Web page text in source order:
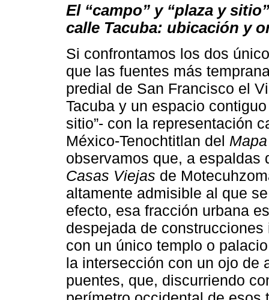
El “campo” y “plaza y
calle Tacuba: ubicación y
Si confrontamos los dos
que las fuentes más
predial de San Francisco el
Tacuba y un espacio
sitio”- con la representación
México-Tenochtitlan del
observamos que, a espaldas
Casas Viejas de
altamente admisible al que
efecto, esa fracción urbana
despejada de
con un único templo o
la intersección con un ojo de
puentes, que, discurriendo